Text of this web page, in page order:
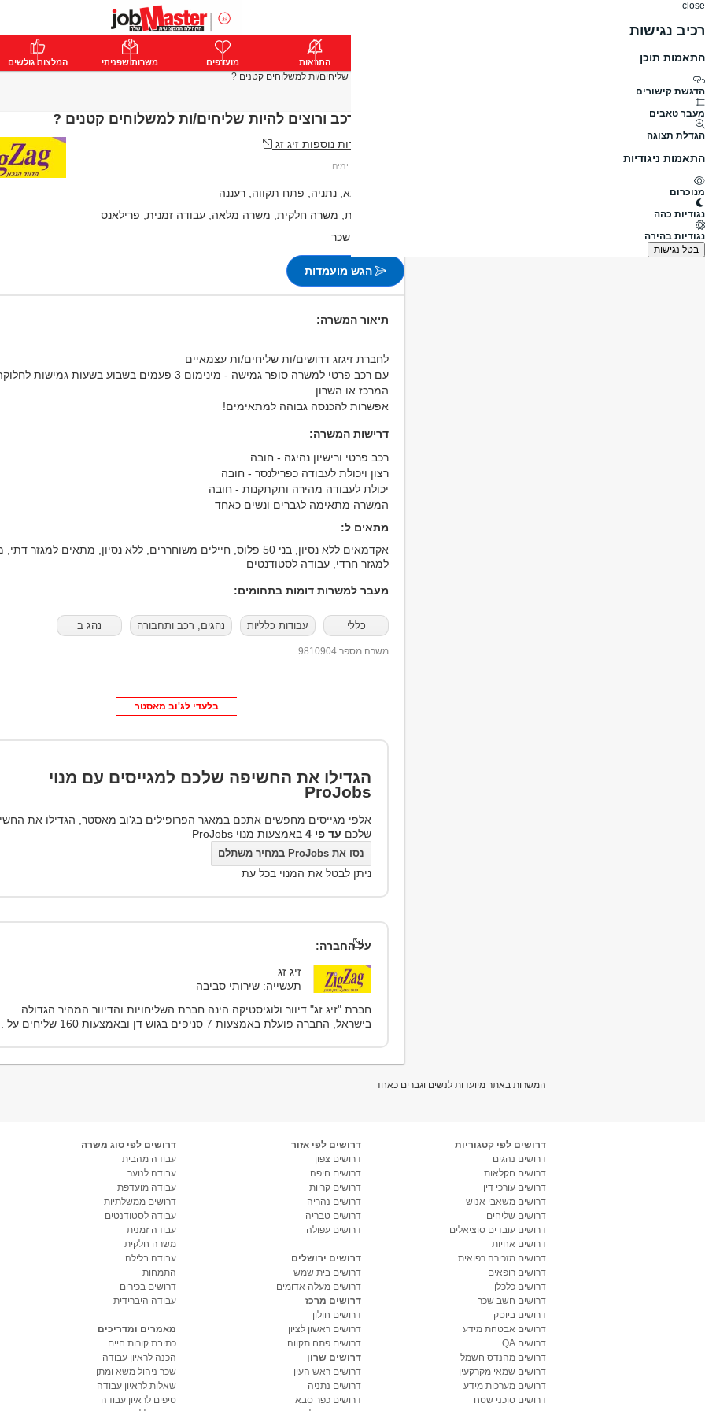
close
רכיב נגישות
התאמות תוכן
הדגשת קישורים
מעבר טאבים
הגדלת תצוגה
התאמות ניגודיות
מנוכרום
נגודיות כהה
נגודיות בהירה
בטל נגישות
פרימיום התחבר התראות מועדפים משרות שפניתי המלצות גולשים
יש לכם רכב ורוצים להיות שליחים/ות למשלוחים קטנים ?
יש לכם רכב ורוצים להיות שליחים/ות למשלוחים קטנים ?
מעבר למשרות נוספות זיג זג
כפר סבא, נתניה, פתח תקווה, רעננה
משמרות, משרה חלקית, משרה מלאה, עבודה זמנית, פרילאנס
לא צוין שכר
הגש מועמדות
תיאור המשרה:
לחברת זיגזג דרושים/ות שליחים/ות עצמאיים
עם רכב פרטי למשרה סופר גמישה - מינימום 3 פעמים בשבוע בשעות
המרכז או השרון .
אפשרות להכנסה גבוהה למתאימים!
דרישות המשרה:
רכב פרטי ורישיון נהיגה - חובה
רצון ויכולת לעבודה כפרילנסר - חובה
יכולת לעבודה מהירה ותקתקנות - חובה
המשרה מתאימה לגברים ונשים כאחד
מתאים ל:
אקדמאים ללא נסיון, בני 50 פלוס, חיילים משוחררים, ללא נסיון, מתאים למגזר
למגזר חרדי, עבודה לסטודנטים
מעבר למשרות דומות בתחומים:
כללי עבודות כלליות נהגים, רכב ותחבורה נהג ב
משרה מספר 9810904
בלעדי לג'וב מאסטר
הגדילו את החשיפה שלכם למגייסים עם מנוי
ProJobs
אלפי מגייסים מחפשים אתכם במאגר הפרופילים בג'וב מאסטר, הגדילו את
שלכם עד פי 4 באמצעות מנוי ProJobs
נסו את ProJobs במחיר משתלם
ניתן לבטל את המנוי בכל עת
על החברה:
זיג זג
תעשייה: שירותי סביבה
חברת "זיג זג" דיוור ולוגיסטיקה הינה חברת השליחויות והדיוור המהיר הגדולה
בישראל, החברה פועלת באמצעות 7 סניפים בגוש דן ובאמצעות 160 שליחים על ...
המשרות באתר מיועדות לנשים וגברים כאחד
דרושים לפי קטגוריות
דרושים נהגים
דרושים חקלאות
דרושים עורכי דין
דרושים משאבי אנוש
דרושים שליחים
דרושים עובדים סוציאלים
דרושים אחיות
דרושים מזכירה רפואית
דרושים רופאים
דרושים כלכלן
דרושים חשב שכר
דרושים ביוטק
דרושים אבטחת מידע
דרושים QA
דרושים מהנדס חשמל
דרושים שמאי מקרקעין
דרושים מערכות מידע
דרושים סוכני שטח
דרושים לפי אזור
דרושים צפון
דרושים חיפה
דרושים קריות
דרושים נהריה
דרושים טבריה
דרושים עפולה
דרושים ירושלים
דרושים בית שמש
דרושים מעלה אדומים
דרושים מרכז
דרושים חולון
דרושים ראשון לציון
דרושים פתח תקווה
דרושים שרון
דרושים ראש העין
דרושים נתניה
דרושים כפר סבא
דרושים לפי סוג משרה
עבודה מהבית
עבודה לנוער
עבודה מועדפת
דרושים ממשלתיות
עבודה לסטודנטים
עבודה זמנית
משרה חלקית
עבודה בלילה
התמחות
דרושים בכירים
עבודה היברידית
מאמרים ומדריכים
כתיבת קורות חיים
הכנה לראיון עבודה
שכר ניהול משא ומתן
שאלות לראיון עבודה
טיפים לראיון עבודה